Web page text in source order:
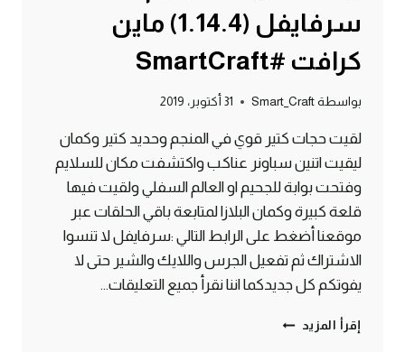
سرفايفل (1.14.4) ماين
كرافت #SmartCraft
بواسطة Smart_Craft 31 أكتوبر، 2019
لقيت حجات كتير قوي في المنجم وحديد كتير وكمان
ليقيت اتنين سباونر عناكب واكتشفت مكان للسلايم
وفتحت بوابة للجحيم او العالم السفلي ولقيت فيها
قلعة كبيرة وكمان البلازا لمتابعة باقي الحلقات عبر
موقعنا أضغط على الرابط التالي :سرفايفل لا تنسوا
الاشتراك ثم تفعيل الجرس واللايك والشير حتى لا
يفوتكم كل جديدكما اننا نقرأ جميع التعليقات…
إقرأ المزيد الحلقة